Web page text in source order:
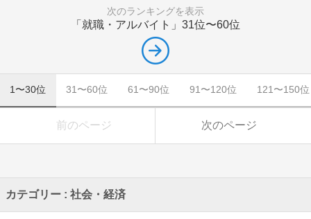
次のランキングを表示
「就職・アルバイト」 31位〜60位
1〜30位 31〜60位 61〜90位 91〜120位 121〜150位
前のページ 次のページ
カテゴリー : 社会・経済